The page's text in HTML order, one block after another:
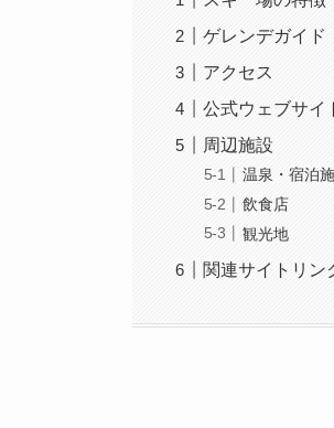
ゲレンデガイド
アクセス
公式ウェブサイ
周辺施設
温泉・宿泊
飲食店
観光地
関連サイトリン